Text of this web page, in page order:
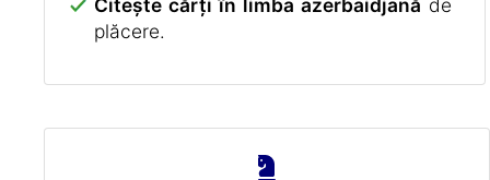
plăcere.